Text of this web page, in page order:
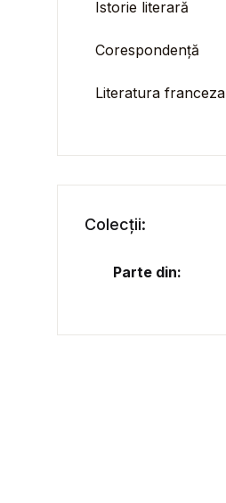
Istorie literară
Corespondență
Literatura franceza
Colecții:
Parte din: